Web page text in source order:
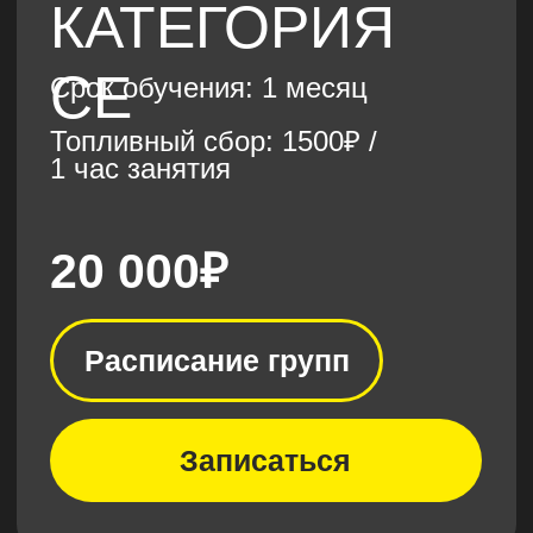
3 формата обучения,
которые подойдут
каждому:
Дром в 10 метрах от
города, недалеко от здания
автошколы - Вам не нужно тратить
рассрочки на обучение